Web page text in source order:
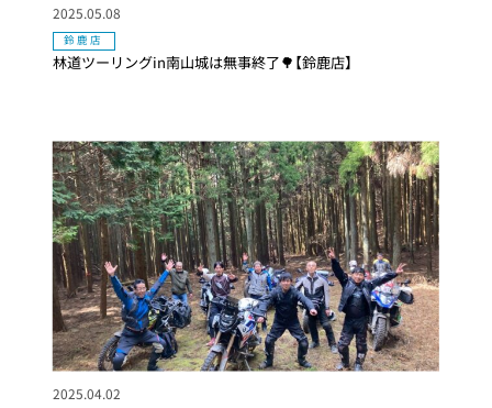
林道ツーリングin南山城は無事終了🌳【鈴鹿店】
2025.05.08
鈴鹿店
2025.04.02